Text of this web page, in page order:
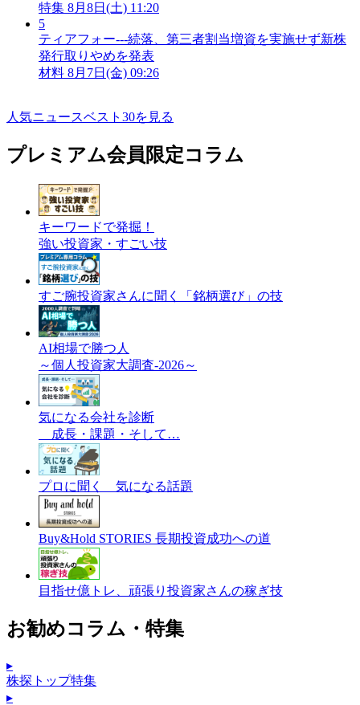
特集 8月8日(土) 11:20
5
ティアフォー---続落、第三者割当増資を実施せず新株
発行取りやめを発表
材料 8月7日(金) 09:26
人気ニュースベスト30を見る
プレミアム会員限定コラム
キーワードで発掘！
強い投資家・すごい技
すご腕投資家さんに聞く「銘柄選び」の技
AI相場で勝つ人
～個人投資家大調査-2026～
気になる会社を診断
成長・課題・そして…
プロに聞く 気になる話題
Buy&Hold STORIES 長期投資成功への道
目指せ億トレ、頑張り投資家さんの稼ぎ技
お勧めコラム・特集
▸
株探トップ特集
▸